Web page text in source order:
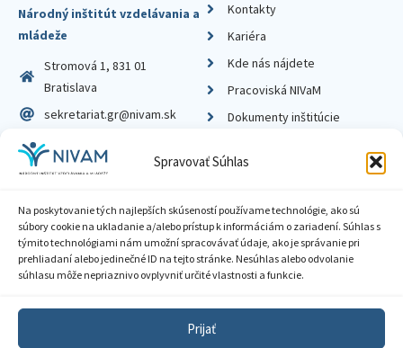
Spravovať Súhlas
Na poskytovanie tých najlepších skúseností používame technológie, ako sú
súbory cookie na ukladanie a/alebo prístup k informáciám o zariadení. Súhlas s
týmito technológiami nám umožní spracovávať údaje, ako je správanie pri
prehliadaní alebo jedinečné ID na tejto stránke. Nesúhlas alebo odvolanie
súhlasu môže nepriaznivo ovplyvniť určité vlastnosti a funkcie.
Prijať
Národný inštitút vzdelávania a
mládeže
Stromová 1, 831 01
Bratislava
sekretariat.gr@nivam.sk
IČO: 00164348
DIČ: 2020798714
Kontakty
Kariéra
Kde nás nájdete
Pracoviská NIVaM
Dokumenty inštitúcie
Zásady ochrany súkromia
Sprístupnenie informácií